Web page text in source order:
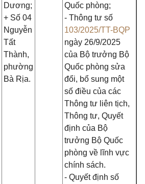
Dương;
+ Số 04
Nguyễn
Tất
Thành,
phường
Bà Rịa.
Quốc phòng;
- Thông tư số
103/2025/TT-BQP
ngày 26/9/2025
của Bộ trưởng Bộ
Quốc phòng sửa
đổi, bổ sung một
số điều của các
Thông tư liên tịch,
Thông tư, Quyết
định của Bộ
trưởng Bộ Quốc
phòng về lĩnh vực
chính sách.
- Quyết định số